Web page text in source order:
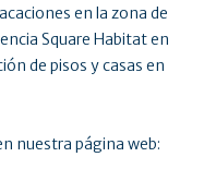
en la zona de
Square Habitat en
de pisos y casas en
nuestra página web: